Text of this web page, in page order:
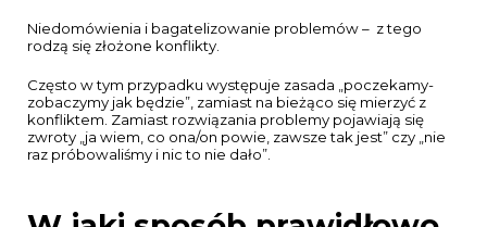
Niedomówienia i bagatelizowanie problemów – z tego
rodzą się złożone konflikty.
Często w tym przypadku występuje zasada „poczekamy-
zobaczymy jak będzie”, zamiast na bieżąco się mierzyć z
konfliktem. Zamiast rozwiązania problemy pojawiają się
zwroty „ja wiem, co ona/on powie, zawsze tak jest” czy „nie
raz próbowaliśmy i nic to nie dało”.